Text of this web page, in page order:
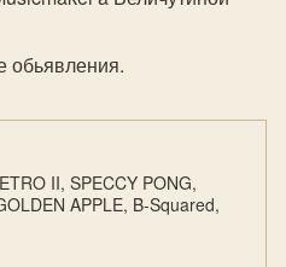
обьявления.
II, SPECCY PONG,
APPLE, B-Squared,